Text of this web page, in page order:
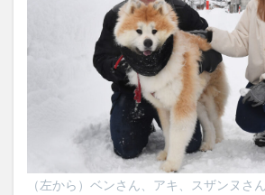
（左から）ベンさん、アキ、スザンヌさん